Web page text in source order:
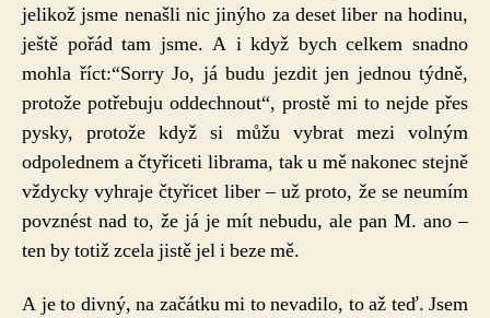
jelikož jsme nenašli nic jinýho za deset liber na hodinu,
ještě pořád tam jsme. A i když bych celkem snadno
mohla říct:“Sorry Jo, já budu jezdit jen jednou týdně,
protože potřebuju oddechnout“, prostě mi to nejde přes
pysky, protože když si můžu vybrat mezi volným
odpolednem a čtyřiceti librama, tak u mě nakonec stejně
vždycky vyhraje čtyřicet liber – už proto, že se neumím
povznést nad to, že já je mít nebudu, ale pan M. ano –
ten by totiž zcela jistě jel i beze mě.
A je to divný, na začátku mi to nevadilo, to až teď. Jsem